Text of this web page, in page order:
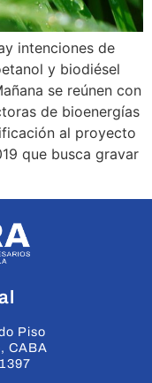
intenciones de
y biodiésel
se reúnen con
de bioenergías
al proyecto
que busca gravar
Piso
CABA